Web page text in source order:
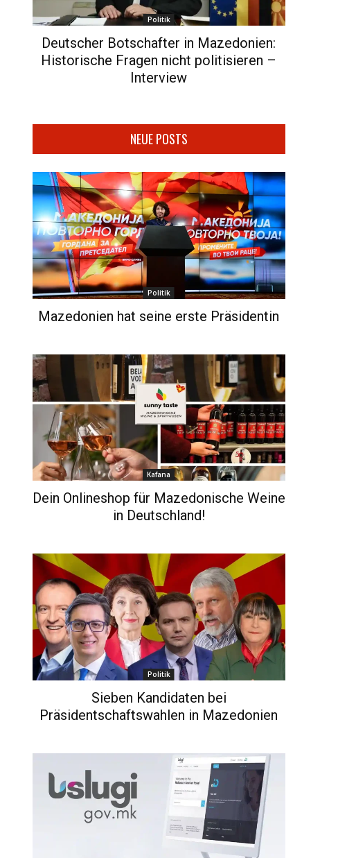
Politik
Deutscher Botschafter in Mazedonien:
Historische Fragen nicht politisieren –
Interview
NEUE POSTS
Politik
Mazedonien hat seine erste Präsidentin
Kafana
Dein Onlineshop für Mazedonische Weine
in Deutschland!
Politik
Sieben Kandidaten bei
Präsidentschaftswahlen in Mazedonien